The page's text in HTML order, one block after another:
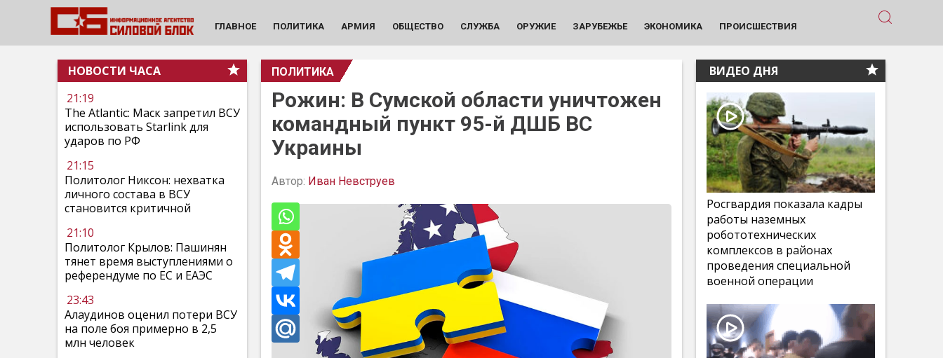
ГЛАВНОЕ ПОЛИТИКА АРМИЯ ОБЩЕСТВО СЛУЖБА ОРУЖИЕ ЗАРУБЕЖЬЕ ЭКОНОМИКА ПРОИСШЕСТВИЯ
НОВОСТИ ЧАСА
21:19
The Atlantic: Маск запретил ВСУ
использовать Starlink для
ударов по РФ
21:15
Политолог Никсон: нехватка
личного состава в ВСУ
становится критичной
21:10
Политолог Крылов: Пашинян
тянет время выступлениями о
референдуме по ЕС и ЕАЭС
23:43
Алаудинов оценил потери ВСУ
на поле боя примерно в 2,5
млн человек
ПОЛИТИКА
Рожин: В Сумской области уничтожен
командный пункт 95-й ДШБ ВС
Украины
Автор: Иван Невструев
ВИДЕО ДНЯ
Росгвардия показала кадры
работы наземных
робототехнических
комплексов в районах
проведения специальной
военной операции